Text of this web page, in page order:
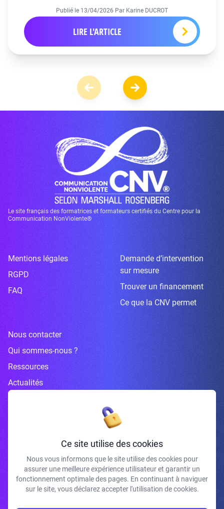
Publié le 13/04/2026 Par Karine DUCROT
LIRE L'ARTICLE
Le site français des formatrices et formateurs certifiés du Centre pour la
Communication NonViolente®
Mentions légales
RGPD
FAQ
Demande d’intervention
sur mesure
Trouver un financement
Ce que la CNV permet
Nous contacter
Qui sommes-nous ?
Ressources
Actualités
Inscrivez-vous à la newsletter
J'accepte de recevoir vos e-mails et confirme avoir pris connaissance de
votre politique de confidentialité et mentions légales.
Ce site utilise des cookies
Nous vous informons que le site utilise des cookies pour
assurer une meilleure expérience utilisateur et garantir un
fonctionnement optimale des pages. En continuant à naviguer
sur le site, vous déclarez accepter l'utilisation de cookies.